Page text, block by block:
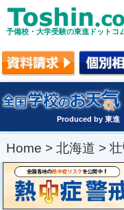
予備校・大学受験の東進ドットコ
Produced by 東進
Home > 北海道 >